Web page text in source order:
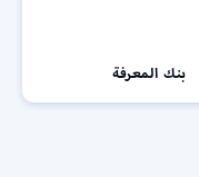
بنك المعرفة